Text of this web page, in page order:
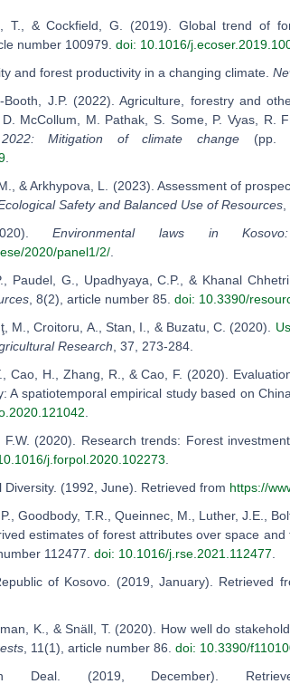
T., & Cockfield, G. (2019). Global trend of
number 100979. doi: 10.1016/
and forest productivity in a changing climate.
Booth, J.P. (2022). Agriculture, forestry and
McCollum, M. Pathak, S. Some, P. Vyas,
Mitigation of climate change (pp.
& Arkhypova, L. (2023). Assessment of
Safety and Balanced Use of Resources
Environmental laws in
2020/panel1/2/
Paudel, G., Upadhyaya, C.P., & Khanal
, 8(2), article number 85. doi: 10.3390/
M., Croitoru, A., Stan, I., & Buzatu, C. (2020).
Research , 37, 273-284.
Cao, H., Zhang, R., & Cao, F. (2020).
A spatiotemporal empirical study based on
(2020). Research trends: Forest
j.forpol.2020.102273
(1992, June). Retrieved from https://
Goodbody, T.R., Queinnec, M., Luther, J.E.,
estimates of forest attributes over space
112477. doi: 10.1016/j.rse.2021.112477
of Kosovo. (2019, January). Retrieved
K., & Snäll, T. (2020). How well do
, 11(1), article number 86. doi: 10.3390/
Deal. (2019, December).